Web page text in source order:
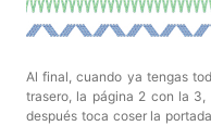
Al final, cuando ya tengas
trasero, la página 2 con la
después toca coser la